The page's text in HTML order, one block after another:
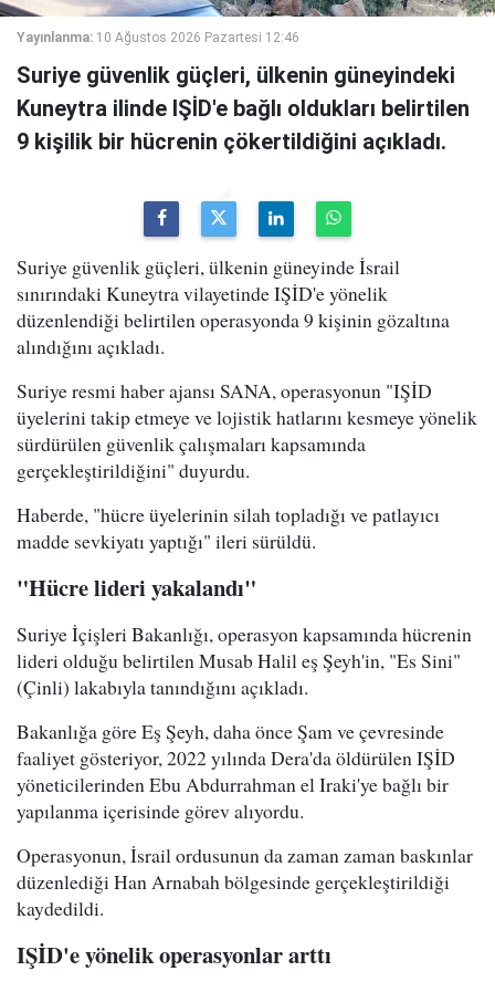
Yayınlanma: 10 Ağustos 2026 Pazartesi 12:46
Suriye güvenlik güçleri, ülkenin güneyindeki
Kuneytra ilinde IŞİD'e bağlı oldukları belirtilen
9 kişilik bir hücrenin çökertildiğini açıkladı.
Suriye güvenlik güçleri, ülkenin güneyinde İsrail
sınırındaki Kuneytra vilayetinde IŞİD'e yönelik
düzenlendiği belirtilen operasyonda 9 kişinin gözaltına
alındığını açıkladı.
Suriye resmi haber ajansı SANA, operasyonun "IŞİD
üyelerini takip etmeye ve lojistik hatlarını kesmeye yönelik
sürdürülen güvenlik çalışmaları kapsamında
gerçekleştirildiğini" duyurdu.
Haberde, "hücre üyelerinin silah topladığı ve patlayıcı
madde sevkiyatı yaptığı" ileri sürüldü.
"Hücre lideri yakalandı"
Suriye İçişleri Bakanlığı, operasyon kapsamında hücrenin
lideri olduğu belirtilen Musab Halil eş Şeyh'in, "Es Sini"
(Çinli) lakabıyla tanındığını açıkladı.
Bakanlığa göre Eş Şeyh, daha önce Şam ve çevresinde
faaliyet gösteriyor, 2022 yılında Dera'da öldürülen IŞİD
yöneticilerinden Ebu Abdurrahman el Iraki'ye bağlı bir
yapılanma içerisinde görev alıyordu.
Operasyonun, İsrail ordusunun da zaman zaman baskınlar
düzenlediği Han Arnabah bölgesinde gerçekleştirildiği
kaydedildi.
IŞİD'e yönelik operasyonlar arttı